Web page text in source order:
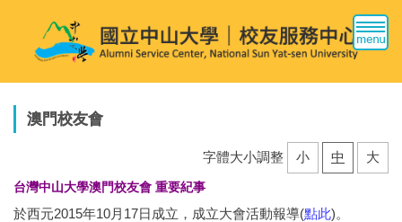
區
澳門校友會
字體大小調整 小 中 大
台灣中山大學澳門校友會 重要紀事
於西元2015年10月17日成立，成立大會活動報導(點此)。